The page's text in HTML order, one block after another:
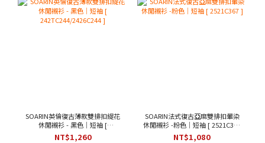
SOARIN英倫復古薄款雙排扣緹花
休閒襯衫 - 黑色｜短袖 [
242TC244/2426C244 ]
NT$1,260
SOARIN法式復古亞麻雙排扣暈染
休閒襯衫 -粉色｜短袖 [ 2521C367
]
NT$1,080